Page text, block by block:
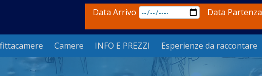
Data Arrivo Data Partenza
Camere INFO E PREZZI Esperienze da raccontare